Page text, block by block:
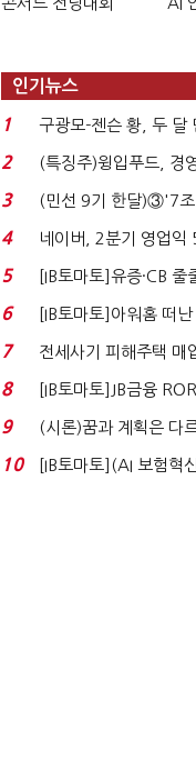
인기뉴스
1
구광모-젠슨 황, 두 달
로봇·AI 등 논...
2
(특징주)윙입푸드, 경
지에 상한가...
3
(민선 9기 한달)③'7조
격…추미애, 20년...
4
네이버, 2분기 영업
비 0.2% 감소...
5
[IB토마토]유증·CB
닥 벌점 급증에 ...
6
[IB토마토]아워홈 떠
340억 베팅…가...
7
전세사기 피해주택
누적 피해자 4만2...
8
[IB토마토]JB금융
실적 견인은 은행 ...
9 (시론)꿈과 계획은 다
10
[IB토마토](AI 보험혁